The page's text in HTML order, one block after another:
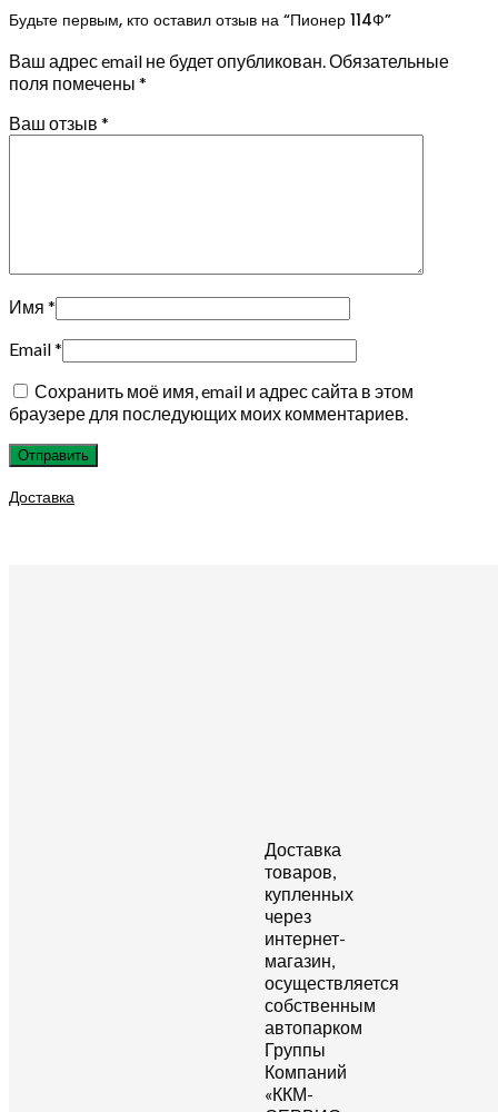
Будьте первым, кто оставил отзыв на “Пионер 114Ф”
Ваш адрес email не будет опубликован.Обязательные
поля помечены *
Ваш отзыв *
Имя *
Email*
Сохранить моё имя, email и адрес сайта в этом
браузере для последующих моих комментариев.
Доставка
Доставка
товаров,
купленных
через
интернет-
магазин,
осуществляется
собственным
автопарком
Группы
Компаний
«ККМ-